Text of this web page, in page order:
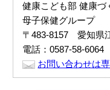
健康こども部 健康づ
母子保健グループ
〒483-8157 愛知県
電話：0587-58-
お問い合わせは